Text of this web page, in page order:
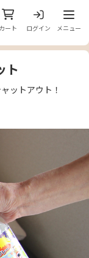
カート ログイン
メニ
メニュー
ト
ットアウト！